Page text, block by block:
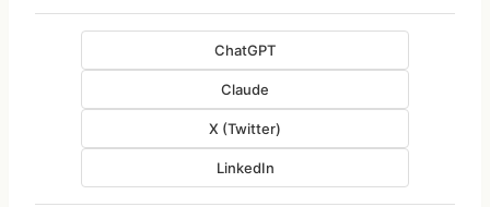
ChatGPT
Claude
X (Twitter)
LinkedIn